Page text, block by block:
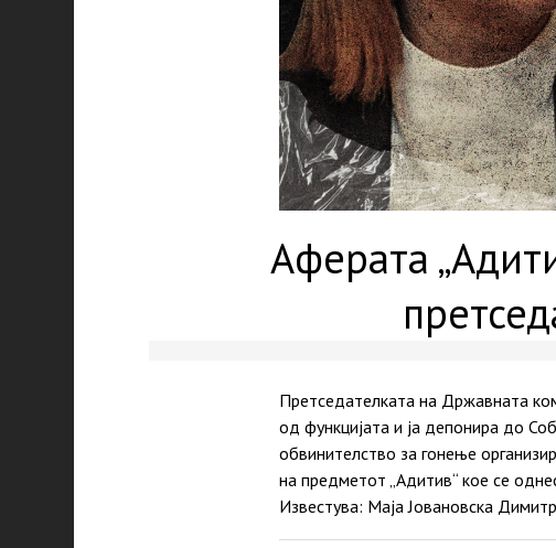
Аферата
Претседателката на Државната
од функцијата и ја депонира до
обвинителство за гонење
на предметот „Адитив“ кое се
Известува: Маја Јовановска